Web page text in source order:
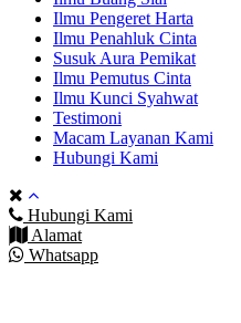
Ilmu Pengeret Harta
Ilmu Penahluk Cinta
Susuk Aura Pemikat
Ilmu Pemutus Cinta
Ilmu Kunci Syahwat
Testimoni
Macam Layanan Kami
Hubungi Kami
Hubungi Kami
Alamat
Whatsapp